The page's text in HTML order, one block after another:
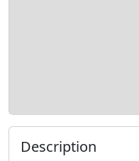
Description